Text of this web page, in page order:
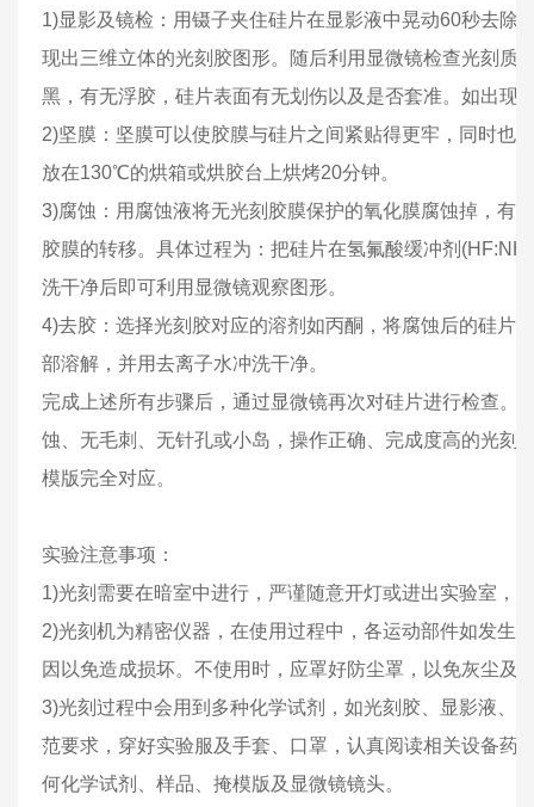
1)显影及镜检：用镊子夹住硅片在显影液中晃动60秒去除
现出三维立体的光刻胶图形。随后利用显微镜检查光刻质
黑，有无浮胶，硅片表面有无划伤以及是否套准。如出现
2)坚膜：坚膜可以使胶膜与硅片之间紧贴得更牢，同时也
放在130℃的烘箱或烘胶台上烘烤20分钟。
3)腐蚀：用腐蚀液将无光刻胶膜保护的氧化膜腐蚀掉，有
胶膜的转移。具体过程为：把硅片在氢氟酸缓冲剂
洗干净后即可利用显微镜观察图形。
4)去胶：选择光刻胶对应的溶剂如丙酮，将腐蚀后的硅片
部溶解，并用去离子水冲洗干净。
完成上述所有步骤后，通过显微镜再次对硅片进行检查。
蚀、无毛刺、无针孔或小岛，操作正确、完成度高的光刻
模版完全对应。
实验注意事项：
1)光刻需要在暗室中进行，严谨随意开灯或进出实验室，
2)光刻机为精密仪器，在使用过程中，各运动部件如发生
因以免造成损坏。不使用时，应罩好防尘罩，以免灰尘及
3)光刻过程中会用到多种化学试剂，如光刻胶、显影液、
范要求，穿好实验服及手套、口罩，认真阅读相关设备药
何化学试剂、样品、掩模版及显微镜镜头。